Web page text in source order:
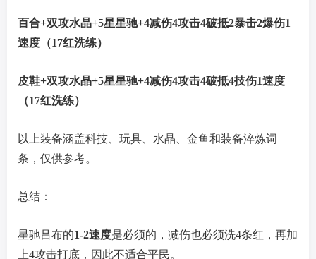
百合+双攻水晶+5星星驰+4减伤4攻击4破抵2暴击2爆伤1
速度（17红洗练）
皮鞋+双攻水晶+5星星驰+4减伤4攻击4破抵4技伤1速度
（17红洗练）
以上装备涵盖科技、玩具、水晶、金鱼和装备淬炼词
条，仅供参考。
总结：
星驰吕布的1-2速度是必须的，减伤也必须洗4条红，再加
上4攻击打底，因此不适合平民。